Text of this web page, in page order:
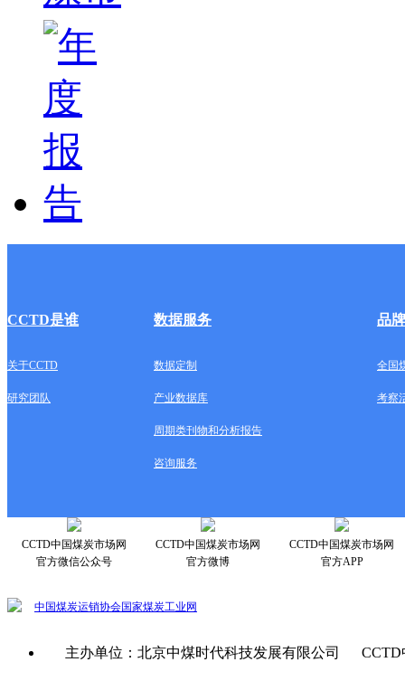
CCTD是谁 数据服务 品
关于CCTD 数据定制 全国
研究团队 产业数据库 考察
周期类刊物和分析报告
咨询服务
CCTD中国煤炭市场网
官方微信公众号
CCTD中国煤炭市场网
官方微博
CCTD中国煤炭市场网
官方APP
中国煤炭运销协会国家煤炭工业网
主办单位：北京中煤时代科技发展有限公司